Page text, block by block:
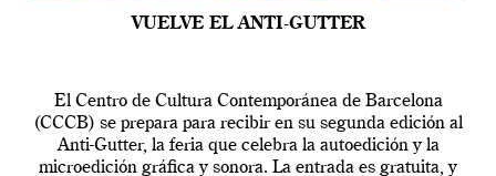
VUELVE EL ANTI-GUTTER
El Centro de Cultura Contemporánea de Barcelona
(CCCB) se prepara para recibir en su segunda edición al
Anti-Gutter, la feria que celebra la autoedición y la
microedición gráfica y sonora. La entrada es gratuita, y